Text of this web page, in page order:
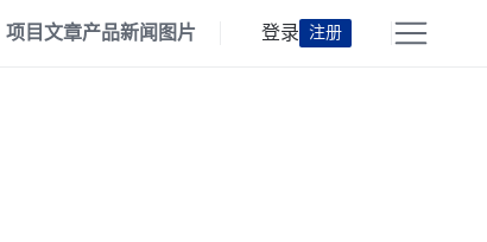
项目文章产品新闻 图片 登录 注册